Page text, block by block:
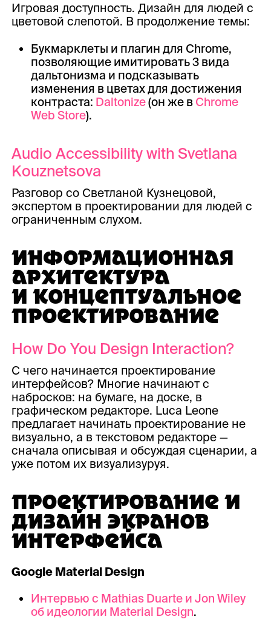
Игровая доступность. Дизайн для людей с
цветовой слепотой. В продолжение темы:
Букмарклеты и плагин для Chrome,
позволяющие имитировать 3 вида
дальтонизма и подсказывать
изменения в цветах для достижения
контраста: Daltonize(он же в Chrome
Web Store).
Audio Accessibility with Svetlana
Kouznetsova
Разговор со Светланой Кузнецовой,
экспертом в проектировании для людей с
ограниченным слухом.
ИНФОРМАЦИОННАЯ
АРХИТЕКТУРА
И КОНЦЕПТУАЛЬНОЕ
ПРОЕКТИРОВАНИЕ
How Do You Design Interaction?
С чего начинается проектированиe
интерфейсов? Многие начинают с
набросков: на бумаге, на доске, в
графическом редакторе. Luca Leone
предлагает начинать проектирование не
визуально, а в текстовом редакторе —
сначала описывая и обсуждая сценарии, а
уже потом их визуализуруя.
ПРОЕКТИРОВАНИЕ И
ДИЗАЙН ЭКРАНОВ
ИНТЕРФЕЙСА
Google Material Design
Интервью с Mathias Duarte и Jon Wiley
об идеологии Material Design.